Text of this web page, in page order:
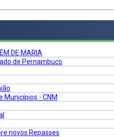
DE MARIA
de Pernambuco
Municípios - CNM
novos Repasses